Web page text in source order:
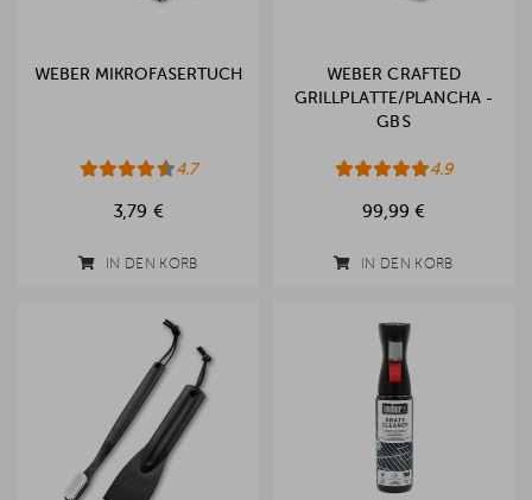
WEBER MIKROFASERTUCH
4.7
3,79 €
IN DEN KORB
WEBER CRAFTED
GRILLPLATTE/PLANCHA -
GBS
4.9
99,99 €
IN DEN KORB